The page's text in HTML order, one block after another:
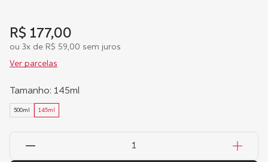
R$ 177,00
ou 3x de R$ 59,00 sem juros
Ver parcelas
Tamanho: 145ml
500ml 145ml